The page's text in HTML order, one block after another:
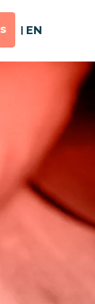
EN